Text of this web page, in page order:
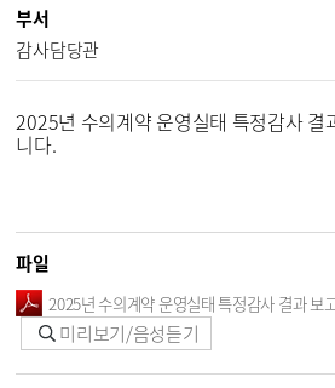
부서
감사담당관
2025년 수의계약 운영실태 특정감사 결
니다.
파일
2025년 수의계약 운영실태 특정감사 결과
미리보기/음성듣기